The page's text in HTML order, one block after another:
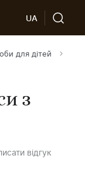
UA
для дітей
з
відгук